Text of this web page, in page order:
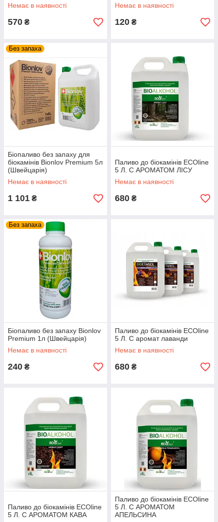
Немає в наявності
570 ₴
Немає в наявності
120 ₴
Без запаха
Біопаливо без запаху для
біокамінів Bionlov Premium 5л
(Швейцарія)
Немає в наявності
1 101 ₴
Паливо до біокамінів ECOline
5 Л. С АРОМАТОМ ЛІСУ
Немає в наявності
680 ₴
Без запаха
Біопаливо без запаху Bionlov
Premium 1л (Швейцарія)
Немає в наявності
240 ₴
Паливо до біокамінів ECOline
5 Л. С аромат лаванди
Немає в наявності
680 ₴
Паливо до біокамінів ECOline
5 Л. С АРОМАТОМ КАВА
Паливо до біокамінів ECOline
5 Л. С АРОМАТОМ
АПЕЛЬСИНА